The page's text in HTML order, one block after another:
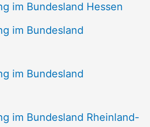
im Bundesland Hessen
im Bundesland
im Bundesland
im Bundesland Rheinland-